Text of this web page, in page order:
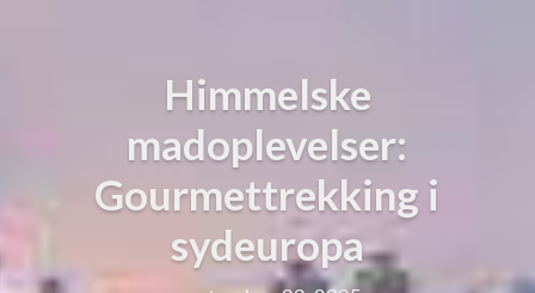
Himmelske
madoplevelser:
Gourmettrekking i
sydeuropa